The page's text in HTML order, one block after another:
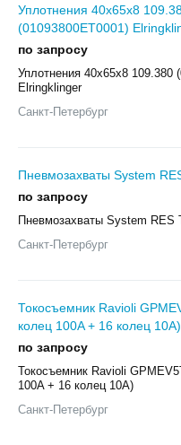
Уплотнения 40x65x8
(01093800ET0001)
по запросу
Уплотнения 40x65x8 109.380
Elringklinger
Санкт-Петербург
Пневмозахваты System
по запросу
Пневмозахваты System RES
Санкт-Петербург
Токосъемник Ravioli
колец 100A + 16 колец 10A)
по запросу
Токосъемник Ravioli
100A + 16 колец 10A)
Санкт-Петербург